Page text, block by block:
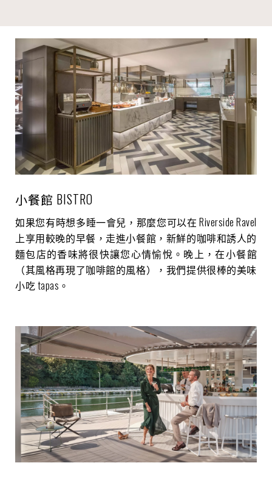
小餐館 BISTRO
如果您有時想多睡一會兒，那麼您可以在 Riverside Ravel
上享用較晚的早餐，走進小餐館，新鮮的咖啡和誘人的
麵包店的香味將很快讓您心情愉悅。晚上，在小餐館
（其風格再現了咖啡館的風格），我們提供很棒的美味
小吃 tapas。